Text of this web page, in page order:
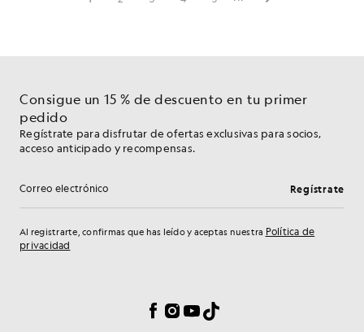
Consigue un 15 % de descuento en tu primer
pedido
Regístrate para disfrutar de ofertas exclusivas para socios,
acceso anticipado y recompensas.
Dirección de correo electrónico Regístrate
Al registrarte, confirmas que has leído y aceptas nuestra Política de
privacidad
Facebook
Instagram
YouTube
TikTok